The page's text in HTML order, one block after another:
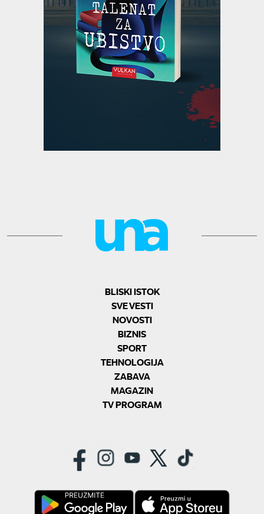
BLISKI ISTOK
SVE VESTI
NOVOSTI
BIZNIS
SPORT
TEHNOLOGIJA
ZABAVA
MAGAZIN
TV PROGRAM